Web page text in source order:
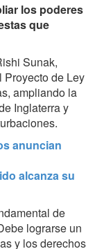
los poderes
que
Sunak,
de Ley
ampliando la
Inglaterra y
anuncian
alcanza su
de
lograrse un
y los derechos